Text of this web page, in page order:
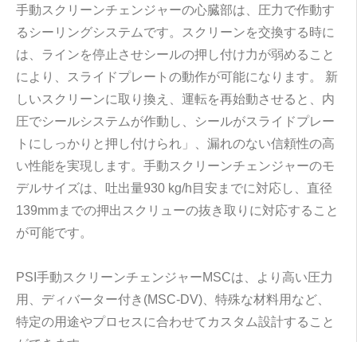
手動スクリーンチェンジャーの心臓部は、圧力で作動す
るシーリングシステムです。スクリーンを交換する時に
は、ラインを停止させシールの押し付け力が弱めること
により、スライドプレートの動作が可能になります。 新
しいスクリーンに取り換え、運転を再始動させると、内
圧でシールシステムが作動し、シールがスライドプレー
トにしっかりと押し付けられ」、漏れのない信頼性の高
い性能を実現します。手動スクリーンチェンジャーのモ
デルサイズは、吐出量930 kg/h目安までに対応し、直径
139mmまでの押出スクリューの抜き取りに対応すること
が可能です。
PSI手動スクリーンチェンジャーMSCは、より高い圧力
用、ディバーター付き(MSC-DV)、特殊な材料用など、
特定の用途やプロセスに合わせてカスタム設計すること